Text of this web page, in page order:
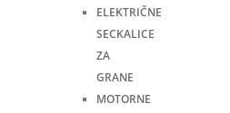
ELEKTRIČNE
SECKALICE
ZA
GRANE
MOTORNE